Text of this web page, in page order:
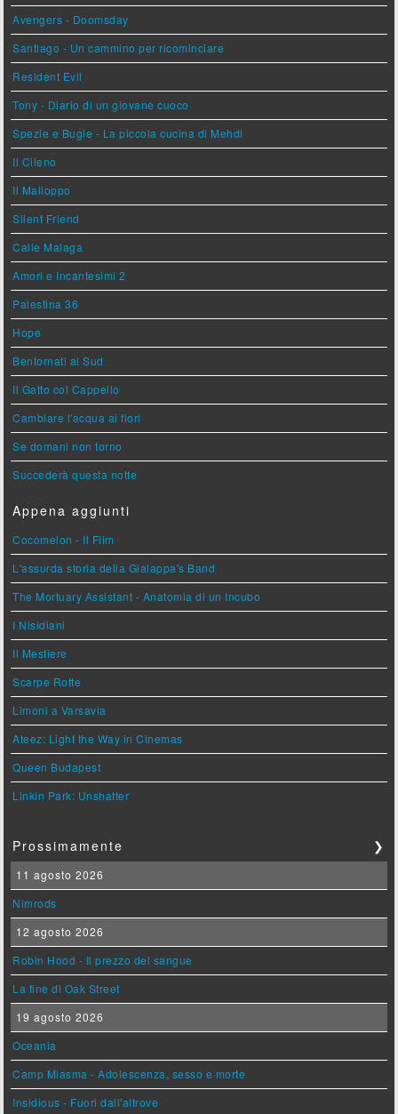
Avengers - Doomsday
Santiago - Un cammino per ricominciare
Resident Evil
Tony - Diario di un giovane cuoco
Spezie e Bugie - La piccola cucina di Mehdi
Il Cileno
Il Malloppo
Silent Friend
Calle Malaga
Amori e Incantesimi 2
Palestina 36
Hope
Bentornati al Sud
Il Gatto col Cappello
Cambiare l'acqua ai fiori
Se domani non torno
Succederà questa notte
Appena aggiunti
Cocomelon - Il Film
L'assurda storia della Gialappa's Band
The Mortuary Assistant - Anatomia di un Incubo
I Nisidiani
Il Mestiere
Scarpe Rotte
Limoni a Varsavia
Ateez: Light the Way in Cinemas
Queen Budapest
Linkin Park: Unshatter
Prossimamente ❯
11 agosto 2026
Nimrods
12 agosto 2026
Robin Hood - Il prezzo del sangue
La fine di Oak Street
19 agosto 2026
Oceania
Camp Miasma - Adolescenza, sesso e morte
Insidious - Fuori dall'altrove